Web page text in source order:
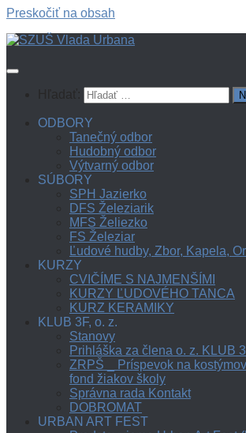
Preskočiť na obsah
ODBORY
Tanečný odbor
Hudobný odbor
Výtvarný odbor
SÚBORY
SPH Jazierko
DFS Železiarik
MFS Želiezko
FS Železiar
Ľudové hudby, Zbor, Kapela,
KURZY
CVIČÍME S NAJMENŠÍMI
KURZY ĽUDOVÉHO TANCA
KURZ KERAMIKY
KLUB 3F, o. z.
Stanovy
Prihláška za člena o. z. KLUB
ZRPŠ _ Príspevok na
fond žiakov školy
Správna rada Kontakt
DOBROMAT
URBAN ART FEST